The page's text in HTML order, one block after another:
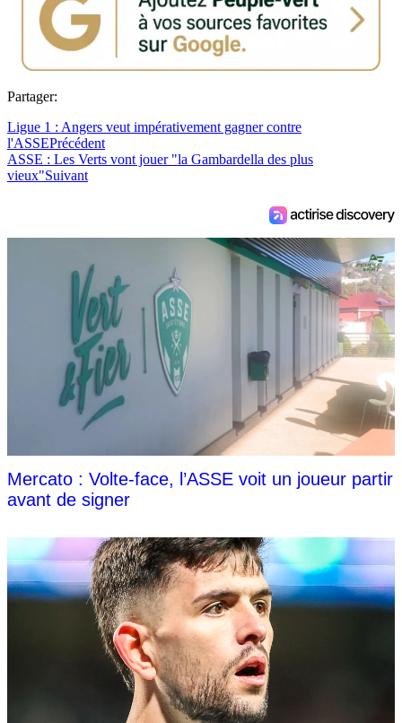
Partager:
Ligue 1 : Angers veut impérativement gagner contre
l'ASSEPrécédent
ASSE : Les Verts vont jouer "la Gambardella des plus
vieux"Suivant
Mercato : Volte-face, l’ASSE voit un joueur partir
avant de signer